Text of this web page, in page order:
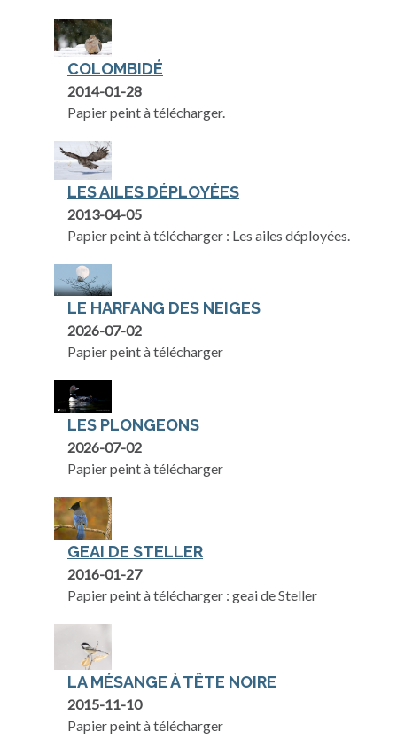
COLOMBIDÉ
2014-01-28
Papier peint à télécharger.
LES AILES DÉPLOYÉES
2013-04-05
Papier peint à télécharger : Les ailes déployées.
LE HARFANG DES NEIGES
2026-07-02
Papier peint à télécharger
LES PLONGEONS
2026-07-02
Papier peint à télécharger
GEAI DE STELLER
2016-01-27
Papier peint à télécharger : geai de Steller
LA MÉSANGE À TÊTE NOIRE
2015-11-10
Papier peint à télécharger